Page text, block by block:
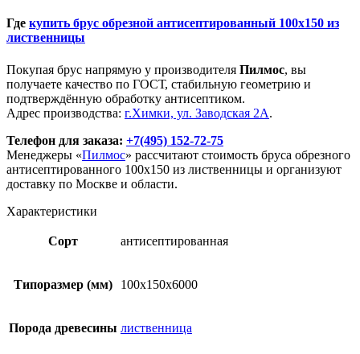
Где купить брус обрезной антисептированный 100х150 из
лиственницы
Покупая брус напрямую у производителя Пилмос, вы
получаете качество по ГОСТ, стабильную геометрию и
подтверждённую обработку антисептиком.
Адрес производства: г.Химки, ул. Заводская 2А.
Телефон для заказа: +7(495) 152-72-75
Менеджеры «Пилмос» рассчитают стоимость бруса обрезного
антисептированного 100х150 из лиственницы и организуют
доставку по Москве и области.
Характеристики
Сорт антисептированная
Типоразмер (мм) 100x150x6000
Порода древесины лиственница